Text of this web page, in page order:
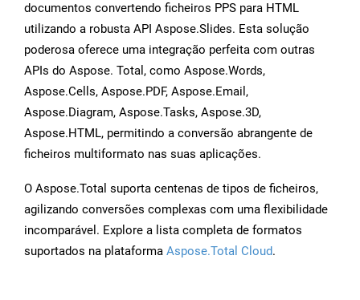
documentos convertendo ficheiros PPS para HTML
utilizando a robusta API Aspose.Slides. Esta solução
poderosa oferece uma integração perfeita com outras
APIs do Aspose. Total, como Aspose.Words,
Aspose.Cells, Aspose.PDF, Aspose.Email,
Aspose.Diagram, Aspose.Tasks, Aspose.3D,
Aspose.HTML, permitindo a conversão abrangente de
ficheiros multiformato nas suas aplicações.
O Aspose.Total suporta centenas de tipos de ficheiros,
agilizando conversões complexas com uma flexibilidade
incomparável. Explore a lista completa de formatos
suportados na plataforma Aspose.Total Cloud.